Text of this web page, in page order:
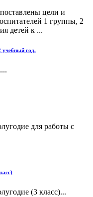
цели и
1 группы, 2
детей к ...
учебный год.
для работы с
(3 класс)...